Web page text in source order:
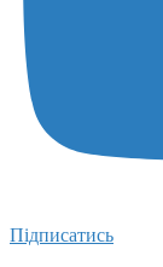
Підписатись